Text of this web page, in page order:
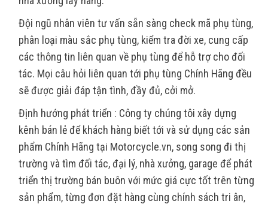
Đội ngũ nhân viên tư vấn sẵn sàng check mã phụ tùng,
phân loại màu sắc phụ tùng, kiểm tra đời xe, cung cấp
các thông tin liên quan về phụ tùng để hỗ trợ cho đối
tác. Mọi câu hỏi liên quan tới phụ tùng Chính Hãng đều
sẽ được giải đáp tận tình, đầy đủ, cởi mở.
Định hướng phát triển : Công ty chúng tôi xây dựng
kênh bán lẻ để khách hàng biết tới và sử dụng các sản
phẩm Chính Hãng tại Motorcycle.vn, song song đi thị
trường và tìm đối tác, đại lý, nhà xưởng, garage để phát
triển thị trường bán buôn với mức giá cực tốt trên từng
sản phẩm, từng đơn đặt hàng cùng chính sách tri ân,